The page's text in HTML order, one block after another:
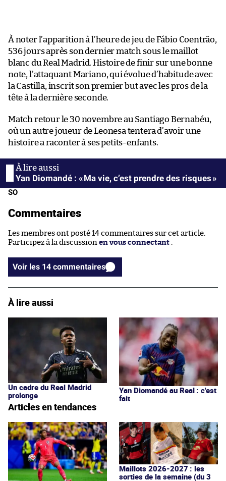
À noter l’apparition à l’heure de jeu de Fábio Coentrão,
536 jours après son dernier match sous le maillot
blanc du Real Madrid. Histoire de finir sur une bonne
note, l’attaquant Mariano, qui évolue d’habitude avec
la Castilla, inscrit son premier but avec les pros de la
tête à la dernière seconde.
Match retour le 30 novembre au Santiago Bernabéu,
où un autre joueur de Leonesa tentera d’avoir une
histoire a raconter à ses petits-enfants.
Yan Diomandé : « Ma vie, c’est prendre des risques »
SO
Commentaires
Les membres ont posté 14 commentaires sur cet article.
Participez à la discussion en vous connectant
Voir les 14 commentaires
À lire aussi
Un cadre du Real Madrid
prolonge
Yan Diomandé au Real : c'est
fait
Articles en tendances
Maillots 2026-2027 : les
sorties de la semaine (du 3